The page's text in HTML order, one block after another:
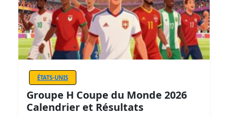
ÉTATS-UNIS
Groupe H Coupe du Monde 2026
Calendrier et Résultats